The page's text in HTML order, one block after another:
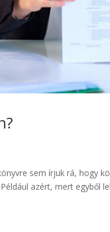
sem írjuk rá, hogy
azért, mert egyből